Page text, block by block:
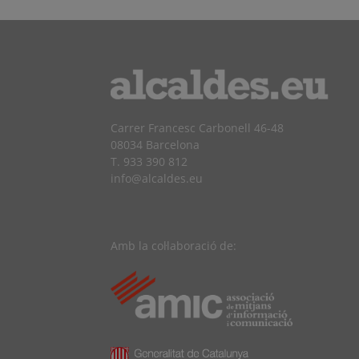
Carrer Francesc Carbonell 46-48
08034 Barcelona
T. 933 390 812
info@alcaldes.eu
Amb la col·laboració de: